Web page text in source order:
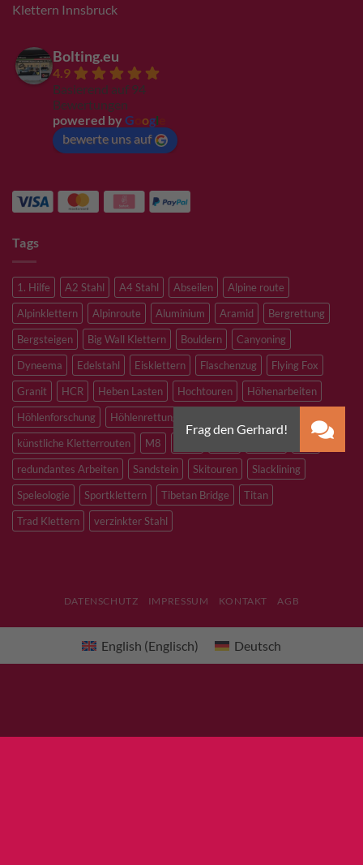
Klettern Innsbruck
Bolting.eu
4.9
Basierend auf 94
Bewertungen
powered by G ogl
bewerte uns auf
Tags
1. Hilfe A2 Stahl A4 Stahl Abseilen
Alpine route
Alpinklettern
Alpinroute Aluminium Aramid
Bergrettung
Bergsteigen
Big Wall Klettern Bouldern
Canyoning
Dyneema
Edelstahl Eisklettern Flaschenzug
Flying Fox
Granit
HCR Heben Lasten Hochtouren
Höhenarbeiten
Höhlenforschung
Höhlenrettung
Kletterhalle
künstliche Kletterrouten
M8
redundantes Arbeiten
Sandstein Skitouren
Slacklining
Speleologie
Sportklettern Tibetan Bridge
Titan
Trad Klettern
verzinkter Stahl
DATENSCHUTZ IMPRESSUM KONTAKT AGB
English (Englisch) Deutsch